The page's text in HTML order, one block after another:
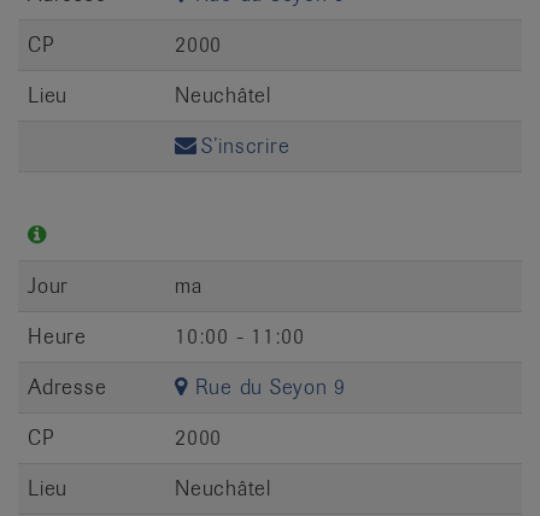
CP
2000
Lieu
Neuchâtel
S’inscrire
Jour
ma
Heure
10:00 - 11:00
Adresse
Rue du Seyon 9
CP
2000
Lieu
Neuchâtel